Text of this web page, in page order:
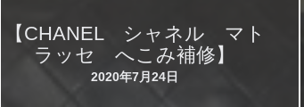
【CHANEL シャネル マト
ラッセ へこみ補修】
2020年7月24日